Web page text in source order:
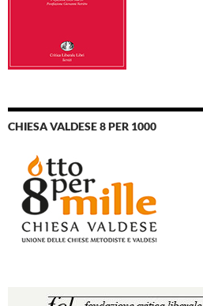
CHIESA VALDESE 8 PER 1000